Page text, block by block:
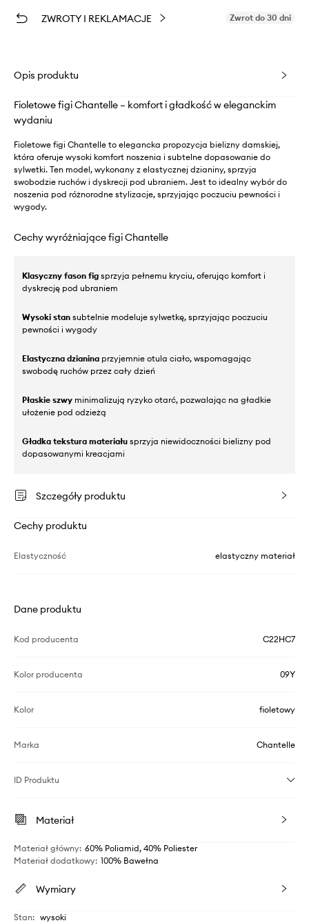
ZWROTY I REKLAMACJE Zwrot do 30 dni
Opis produktu
Fioletowe figi Chantelle – komfort i gładkość w eleganckim
wydaniu
Fioletowe figi Chantelle to elegancka propozycja bielizny damskiej,
która oferuje wysoki komfort noszenia i subtelne dopasowanie do
sylwetki. Ten model, wykonany z elastycznej dzianiny, sprzyja
swobodzie ruchów i dyskrecji pod ubraniem. Jest to idealny wybór do
noszenia pod różnorodne stylizacje, sprzyjając poczuciu pewności i
wygody.
Cechy wyróżniające figi Chantelle
Klasyczny fason fig sprzyja pełnemu kryciu, oferując komfort i
dyskrecję pod ubraniem
Wysoki stan subtelnie modeluje sylwetkę, sprzyjając poczuciu
pewności i wygody
Elastyczna dzianina przyjemnie otula ciało, wspomagając
swobodę ruchów przez cały dzień
Płaskie szwy minimalizują ryzyko otarć, pozwalając na gładkie
ułożenie pod odzieżą
Gładka tekstura materiału sprzyja niewidoczności bielizny pod
dopasowanymi kreacjami
Szczegóły produktu
Cechy produktu
Elastyczność elastyczny materiał
Dane produktu
Kod producenta C22HC7
Kolor producenta 09Y
Kolor fioletowy
Marka Chantelle
ID Produktu
Materiał
Materiał główny: 60% Poliamid, 40% Poliester
Materiał dodatkowy: 100% Bawełna
Wymiary
Stan: wysoki